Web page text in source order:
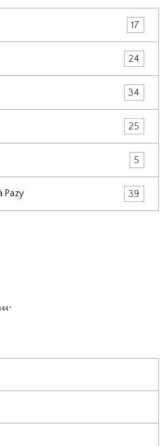
17
24
34
25
5
Pazy 39